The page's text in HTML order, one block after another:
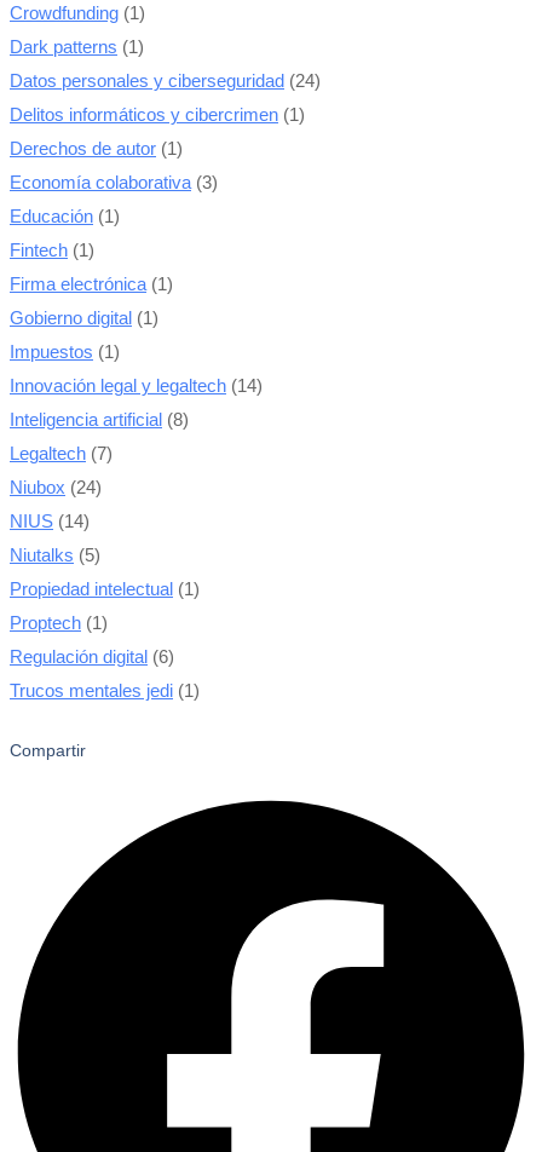
Crowdfunding (1)
Dark patterns (1)
Datos personales y ciberseguridad (24)
Delitos informáticos y cibercrimen (1)
Derechos de autor (1)
Economía colaborativa (3)
Educación (1)
Fintech (1)
Firma electrónica (1)
Gobierno digital (1)
Impuestos (1)
Innovación legal y legaltech (14)
Inteligencia artificial (8)
Legaltech (7)
Niubox (24)
NIUS (14)
Niutalks (5)
Propiedad intelectual (1)
Proptech (1)
Regulación digital (6)
Trucos mentales jedi (1)
Compartir